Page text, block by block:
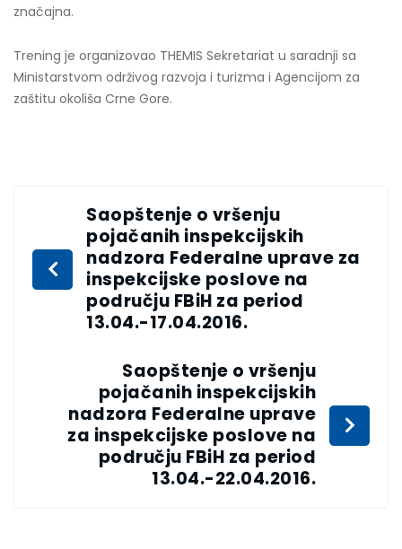
značajna.
Trening je organizovao THEMIS Sekretariat u saradnji sa
Ministarstvom održivog razvoja i turizma i Agencijom za
zaštitu okoliša Crne Gore.
Saopštenje o vršenju
pojačanih inspekcijskih
nadzora Federalne uprave za
inspekcijske poslove na
području FBiH za period
13.04.-17.04.2016.
Saopštenje o vršenju
pojačanih inspekcijskih
nadzora Federalne uprave
za inspekcijske poslove na
području FBiH za period
13.04.-22.04.2016.